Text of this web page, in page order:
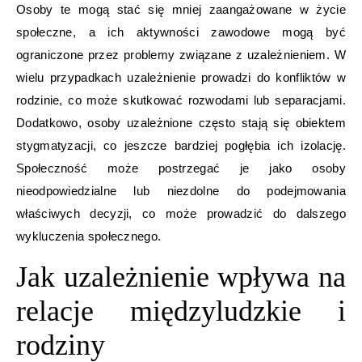
Osoby te mogą stać się mniej zaangażowane w życie
społeczne, a ich aktywności zawodowe mogą być
ograniczone przez problemy związane z uzależnieniem. W
wielu przypadkach uzależnienie prowadzi do konfliktów w
rodzinie, co może skutkować rozwodami lub separacjami.
Dodatkowo, osoby uzależnione często stają się obiektem
stygmatyzacji, co jeszcze bardziej pogłębia ich izolację.
Społeczność może postrzegać je jako osoby
nieodpowiedzialne lub niezdolne do podejmowania
właściwych decyzji, co może prowadzić do dalszego
wykluczenia społecznego.
Jak uzależnienie wpływa na
relacje międzyludzkie i
rodziny